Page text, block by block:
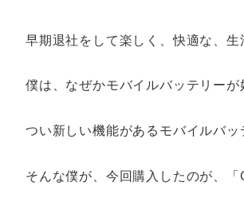
早期退社をして楽しく、快適な、
僕は、なぜかモバイルバッテリーが
つい新しい機能があるモバイルバ
そんな僕が、今回購入したのが、